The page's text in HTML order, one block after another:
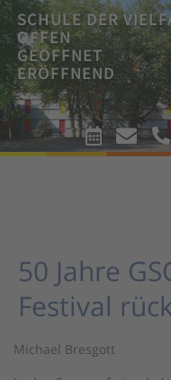
SCHULE DER
OFFEN
GEÖFFNET
ERÖFFNEND
  
50 Jahre
Festival
Michael Bresgott